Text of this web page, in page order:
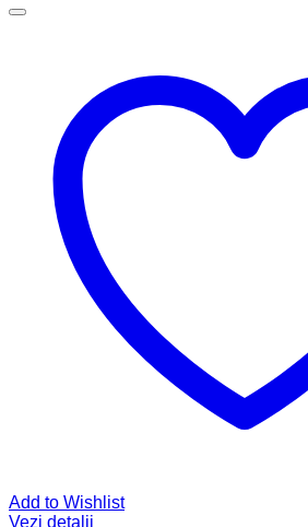
Add to Wishlist
Vezi detalii